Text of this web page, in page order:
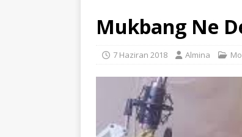
Mukbang Ne
7 Haziran 2018 Almina